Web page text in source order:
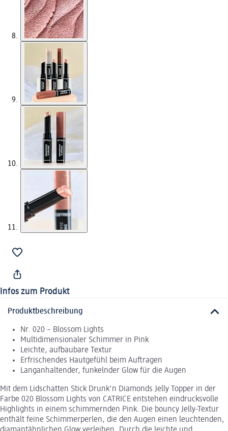
Infos zum Produkt
Produktbeschreibung
Nr. 020 – Blossom Lights
Multidimensionaler Schimmer in Pink
Leichte, aufbaubare Textur
Erfrischendes Hautgefühl beim Auftragen
Langanhaltender, funkelnder Glow für die Augen
Mit dem Lidschatten Stick Drunk'n Diamonds Jelly Topper in der
Farbe 020 Blossom Lights von CATRICE entstehen eindrucksvolle
Highlights in einem schimmernden Pink. Die bouncy Jelly-Textur
enthält feine Schimmerperlen, die den Augen einen leuchtenden,